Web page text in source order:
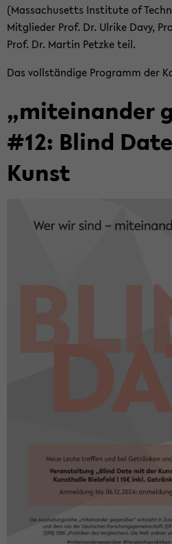
(Mas­sa­chu­setts In­sti­tu­te of
Mitglieder Prof. Dr. Ul­ri­ke Davy,
Prof. Dr. Mar­tin Petz­ke teil.
Das voll­stän­di­ge Pro­gramm der
„mit­ein­an­der
#12: Blind
Kunst